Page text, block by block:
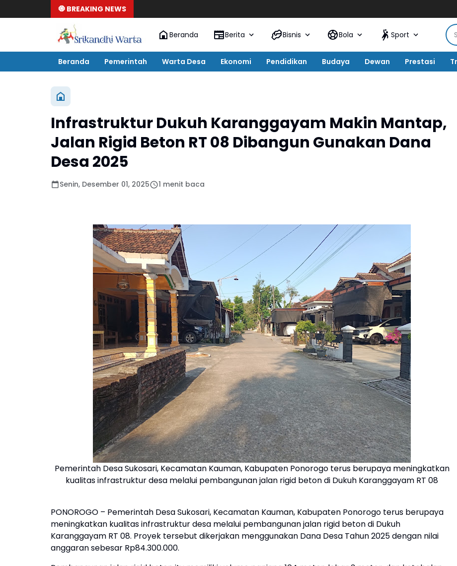
🧿 BREAKING NEWS Semarak
Beranda Berita Bisnis Bola Sport
Beranda Pemerintah Warta Desa Ekonomi Pendidikan Budaya Dewan Prestasi
Infrastruktur Dukuh Karanggayam Makin Mantap,
Jalan Rigid Beton RT 08 Dibangun Gunakan Dana
Desa 2025
Senin, Desember 01, 2025 1 menit baca
Pemerintah Desa Sukosari, Kecamatan Kauman, Kabupaten Ponorogo terus berupaya meningkatkan
kualitas infrastruktur desa melalui pembangunan jalan rigid beton di Dukuh Karanggayam RT 08
PONOROGO – Pemerintah Desa Sukosari, Kecamatan Kauman, Kabupaten Ponorogo terus berupaya
meningkatkan kualitas infrastruktur desa melalui pembangunan jalan rigid beton di Dukuh
Karanggayam RT 08. Proyek tersebut dikerjakan menggunakan Dana Desa Tahun 2025 dengan nilai
anggaran sebesar Rp84.300.000.